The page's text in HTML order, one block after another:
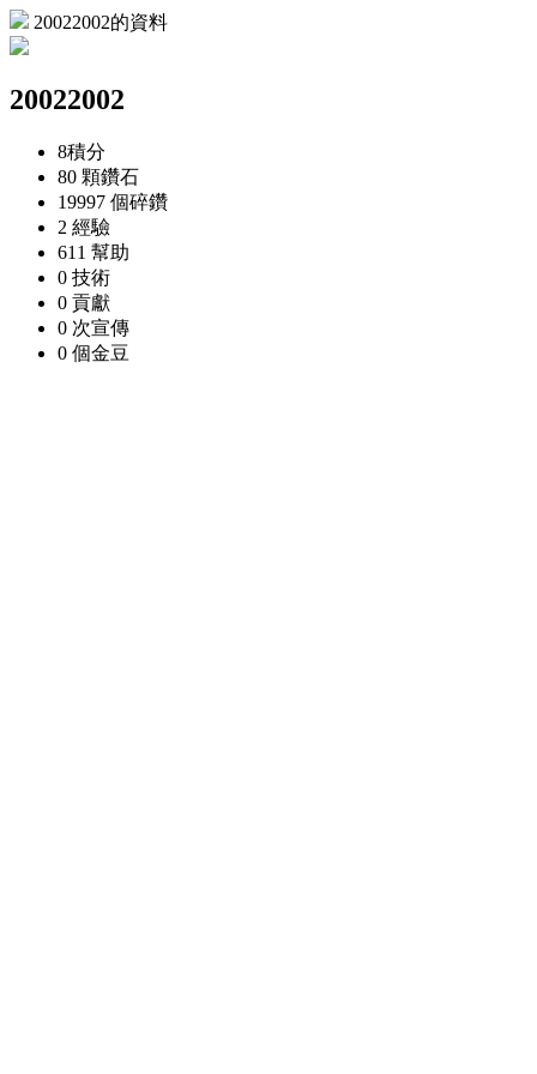
20022002的資料
20022002
8積分
80 顆鑽石
19997 個碎鑽
2 經驗
611 幫助
0 技術
0 貢獻
0 次宣傳
0 個金豆